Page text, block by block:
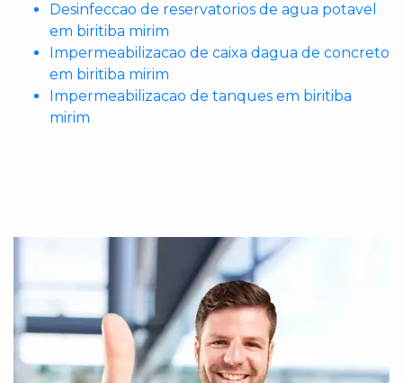
Desinfeccao de reservatorios de agua potavel
em biritiba mirim
Impermeabilizacao de caixa dagua de concreto
em biritiba mirim
Impermeabilizacao de tanques em biritiba
mirim